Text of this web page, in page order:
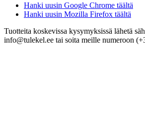
Hanki uusin Google Chrome täältä
Hanki uusin Mozilla Firefox täältä
Tuotteita koskevissa kysymyksissä lähetä
info@tulekel.ee tai soita meille numeroon